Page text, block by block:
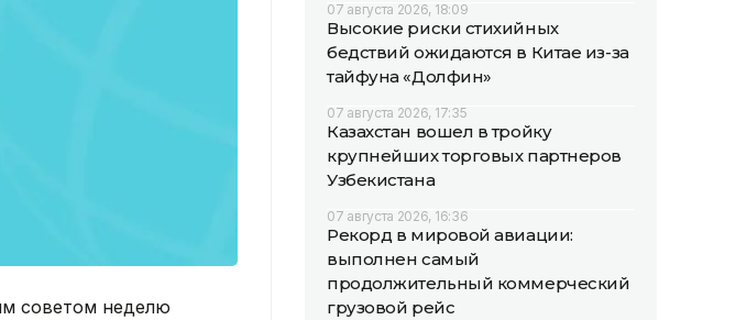
советом неделю
07 августа 2026, 18:09
Высокие риски стихийных
бедствий ожидаются в Китае из-за
тайфуна «Долфин»
07 августа 2026, 17:35
Казахстан вошел в тройку
крупнейших торговых партнеров
Узбекистана
07 августа 2026, 16:36
Рекорд в мировой авиации:
выполнен самый
продолжительный коммерческий
грузовой рейс